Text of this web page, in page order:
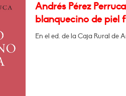
Andrés Pérez
blanquecino de piel
En el ed. de la Caja Rural de